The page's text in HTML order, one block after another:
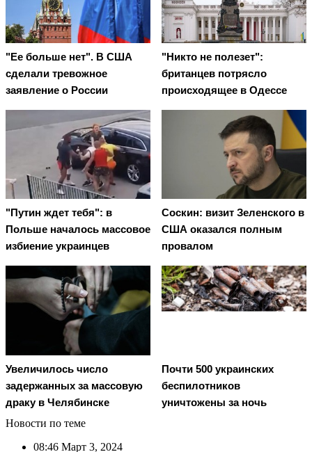
"Ее больше нет". В США
сделали тревожное
заявление о России
"Никто не полезет":
британцев потрясло
происходящее в Одессе
"Путин ждет тебя": в
Польше началось массовое
избиение украинцев
Соскин: визит Зеленского в
США оказался полным
провалом
Увеличилось число
задержанных за массовую
драку в Челябинске
Почти 500 украинских
беспилотников
уничтожены за ночь
Новости по теме
08:46 Март 3, 2024